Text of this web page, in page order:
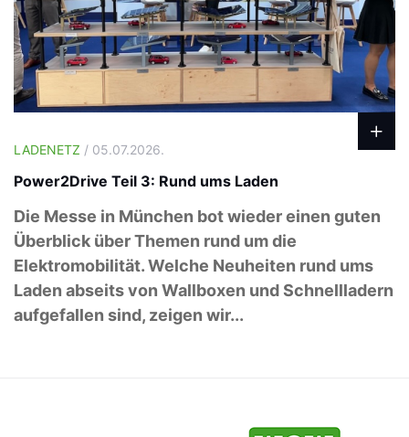
LADENETZ / 05.07.2026.
Power2Drive Teil 3: Rund ums Laden
Die Messe in München bot wieder einen guten
Überblick über Themen rund um die
Elektromobilität. Welche Neuheiten rund ums
Laden abseits von Wallboxen und Schnellladern
aufgefallen sind, zeigen wir...